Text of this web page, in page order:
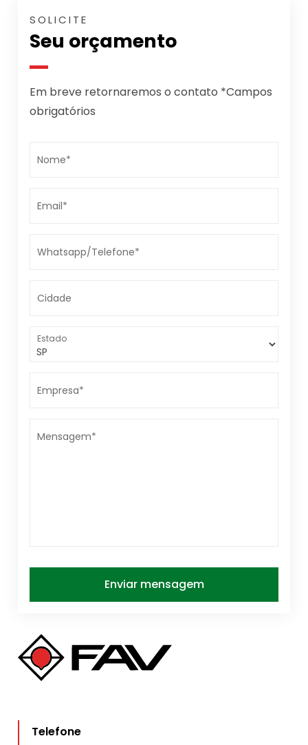
Telefone
SOLICITE
Seu orçamento
Em breve retornaremos o contato *Campos
obrigatórios
Nome*
Email*
Whatsapp/Telefone*
Cidade
Estado
Empresa*
Mensagem*